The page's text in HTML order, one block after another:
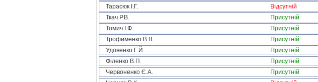
Тарасюк І.Г.
Відсутній
Ткач Р.В.
Присутній
Томич І.Ф.
Присутній
Трофименко В.В.
Присутній
Удовенко Г.Й.
Присутній
Філенко В.П.
Присутній
Червоненко Є.А.
Присутній